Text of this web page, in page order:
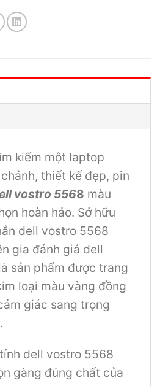
kiếm một laptop
thiết kế đẹp, pin
vostro 5568 màu
hoàn hảo. Sở hữu
dell vostro 5568
gia đánh giá dell
sản phẩm được trang
loại màu vàng đồng
giác sang trọng
dell vostro 5568
gàng đúng chất của